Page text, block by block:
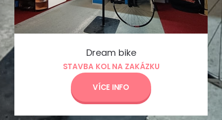
Dream bike
STAVBA KOL NA ZAKÁZKU
VÍCE INFO